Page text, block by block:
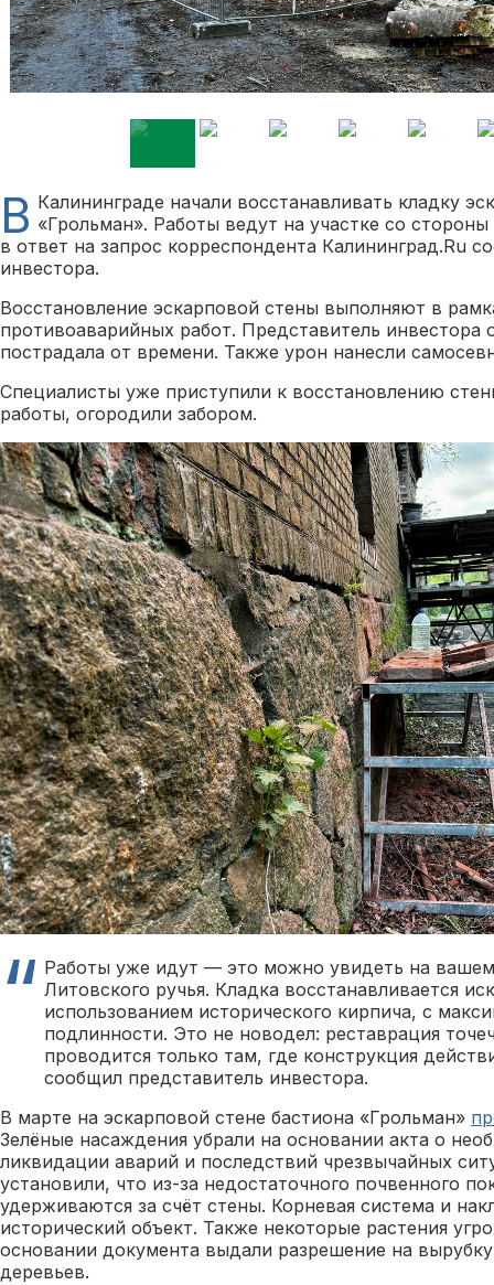
В Калининграде начали восстанавливать кладку
«Грольман». Работы ведут на участке со
в ответ на запрос корреспондента Калининград.Ru
инвестора.
Восстановление эскарповой стены выполняют в
противоаварийных работ. Представитель инвестора
пострадала от времени. Также урон нанесли
Специалисты уже приступили к восстановлению
работы, огородили забором.
Работы уже идут — это можно увидеть на
Литовского ручья. Кладка восстанавливается
использованием исторического кирпича, с
подлинности. Это не новодел: реставрация
проводится только там, где конструкция
сообщил представитель инвестора.
В марте на эскарповой стене бастиона «Грольман»
Зелёные насаждения убрали на основании акта о
ликвидации аварий и последствий чрезвычайных
установили, что из-за недостаточного почвенного
удерживаются за счёт стены. Корневая система и
исторический объект. Также некоторые растения
основании документа выдали разрешение на
деревьев.